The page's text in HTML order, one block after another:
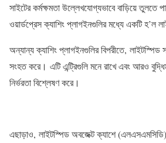
সাইটের কর্মক্ষমতা উল্লেখযোগ্যভাবে বাড়িয়ে তুলতে
ওয়ার্ডপ্রেস ক্যাশিং প্লাগইনগুলির মধ্যে একটি হ’ল
অন্যান্য ক্যাশিং প্লাগইনগুলির বিপরীতে, লাইটস্পিড
সংহত করে। এটি এন্ট্রিগুলি মনে রাখে এবং আরও
নির্ভরতা বিশ্লেষণ করে।
এছাড়াও, লাইটস্পিড অবজেক্ট ক্যাশে